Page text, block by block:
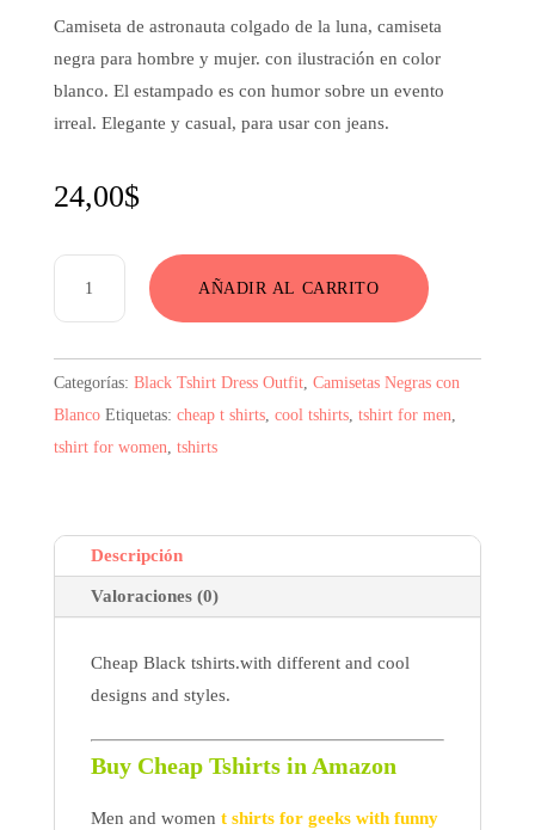
Camiseta de astronauta colgado de la luna, camiseta
negra para hombre y mujer. con ilustración en color
blanco. El estampado es con humor sobre un evento
irreal. Elegante y casual, para usar con jeans.
24,00$
With
Designs
astronaut
explore
moon
fashion
funny
AÑADIR AL CARRITO
Categorías: Black Tshirt Dress Outfit, Camisetas Negras con
Blanco Etiquetas: cheap t shirts, cool tshirts, tshirt for men,
tshirt for women, tshirts
Descripción
Valoraciones (0)
Cheap Black tshirts.with different and cool
designs and styles.
Buy Cheap Tshirts in Amazon
Men and women t shirts for geeks with funny